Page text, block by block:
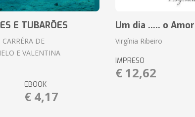
E TUBARÕES
DE
E VALENTINA
EBOOK
€ 4,17
Um dia ..... o Amor
Virgínia Ribeiro
IMPRESO
€ 12,62